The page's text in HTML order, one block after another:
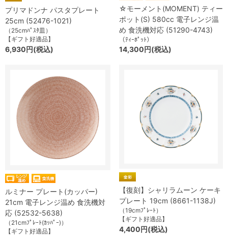
プリマドンナ パスタプレート
25cm (52476-1021)
（25cmﾊﾟｽﾀ皿）
【ギフト好適品】
6,930円(税込)
☆モーメント(MOMENT) ティー
ポット(S) 580cc 電子レンジ温
め 食洗機対応 (51290-4743)
（ﾃｨｰﾎﾟｯﾄ）
14,300円(税込)
ルミナー プレート(カッパー)
21cm 電子レンジ温め 食洗機対
応 (52532-5638)
（21cmﾌﾟﾚｰﾄ(ｶｯﾊﾟｰ)）
【ギフト好適品】
【復刻】シャリラムーン ケーキ
プレート 19cm (8661-1138J)
（19cmﾌﾟﾚｰﾄ）
【ギフト好適品】
4,400円(税込)